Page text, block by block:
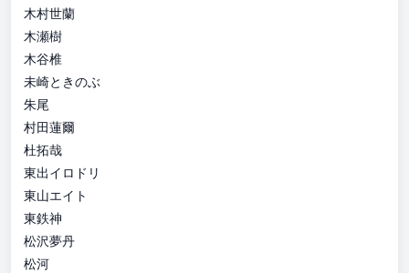
木村世蘭
木瀬樹
木谷椎
未崎ときのぶ
朱尾
村田蓮爾
杜拓哉
東出イロドリ
東山エイト
東鉄神
松沢夢丹
松河